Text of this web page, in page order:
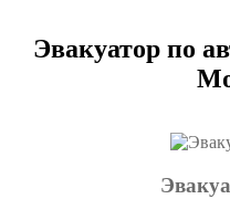
Эвакуатор по